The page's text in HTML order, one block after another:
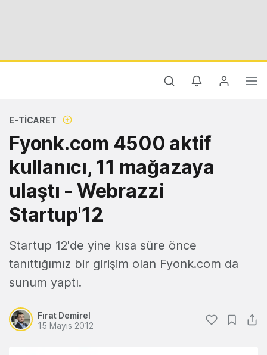
E-TICARET
Fyonk.com 4500 aktif
kullanıcı, 11 mağazaya
ulaştı - Webrazzi
Startup'12
Startup 12'de yine kısa süre önce
tanıttığımız bir girişim olan Fyonk.com da
sunum yaptı.
Fırat Demirel
15 Mayıs 2012